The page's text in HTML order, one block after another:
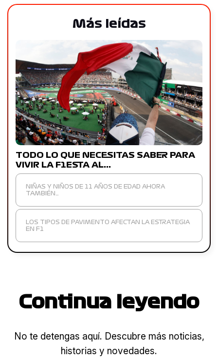
Más leídas
TODO LO QUE NECESITAS SABER PARA
VIVIR LA F1ESTA AL…
NIÑAS Y NIÑOS DE 11 AÑOS DE EDAD AHORA
TAMBIÉN…
LOS TIPOS DE PAVIMENTO AFECTAN LA ESTRATEGIA
EN F1
Continua leyendo
No te detengas aquí. Descubre más noticias,
historias y novedades.